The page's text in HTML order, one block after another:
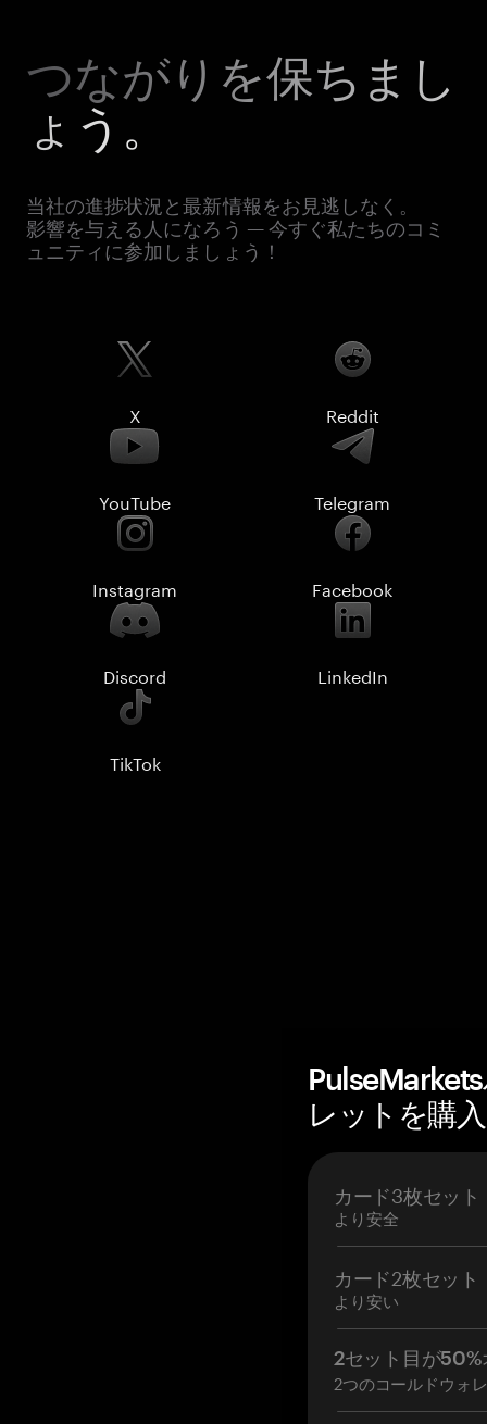
つながりを保ちまし
ょう。
当社の進捗状況と最新情報をお見逃しなく。
影響を与える人になろう — 今すぐ私たちのコミ
ュニティに参加しましょう！
X Reddit
YouTube Telegram
Instagram Facebook
Discord LinkedIn
TikTok
レットを購
カード3枚セット
より安全
カード2枚セット
より安い
2セット目が50%
2つのコールドウォ